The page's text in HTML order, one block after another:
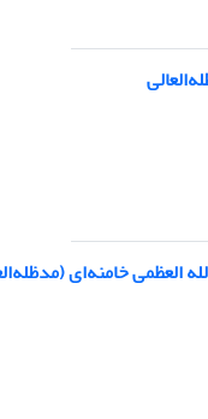
العظمی خامنه‌ای